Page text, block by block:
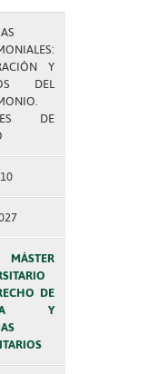
Y
DEL
DE
MÁSTER
DE
Y